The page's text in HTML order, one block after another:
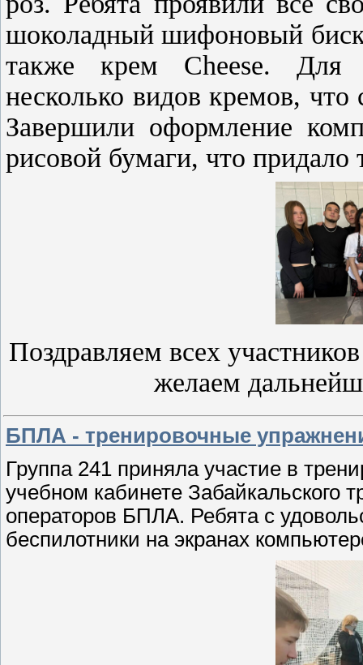
шоколадный шифоновый
также крем Cheese. Для
несколько видов кремов,
Завершили оформление
рисовой бумаги, что
Поздравляем всех
желаем
БПЛА - тренировочные
Группа 241 приняла участие в
учебном кабинете Забайкальского
операторов БПЛА. Ребята с
беспилотники на экранах